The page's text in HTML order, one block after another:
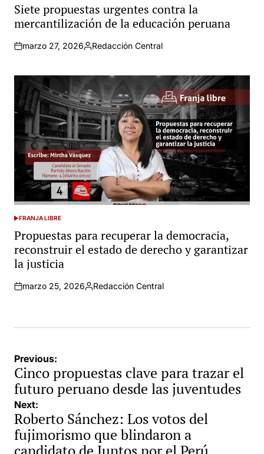
IN
Siete propuestas urgentes contra la
mercantilización de la educación peruana
marzo 27, 2026
Posted
Redacción Central
POSTED
IN
FRANJA LIBRE
Propuestas para recuperar la democracia,
reconstruir el estado de derecho y garantizar
la justicia
marzo 25, 2026
Posted
Redacción Central
Navegación
de
entradas
Previous:
Cinco propuestas clave para trazar el
futuro peruano desde las juventudes
Next:
Roberto Sánchez: Los votos del
fujimorismo que blindaron a